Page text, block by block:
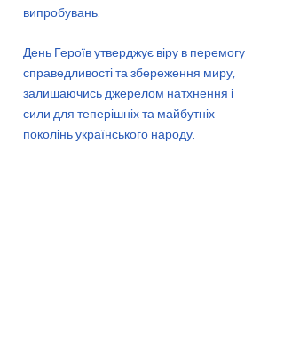
випробувань.
День Героїв утверджує віру в перемогу
справедливості та збереження миру,
залишаючись джерелом натхнення і
сили для теперішніх та майбутніх
поколінь українського народу.